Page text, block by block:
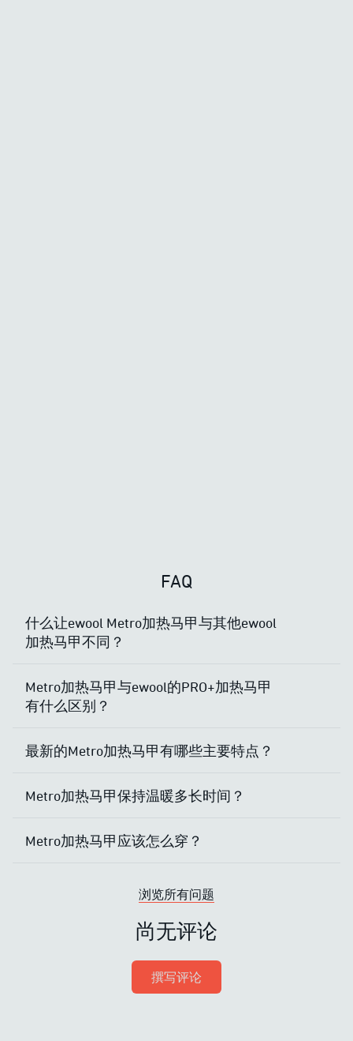
FAQ
什么让ewool Metro加热马甲与其他ewool
加热马甲不同？
Metro加热马甲与ewool的PRO+加热马甲
有什么区别？
最新的Metro加热马甲有哪些主要特点？
Metro加热马甲保持温暖多长时间？
Metro加热马甲应该怎么穿？
浏览所有问题
尚无评论
撰写评论